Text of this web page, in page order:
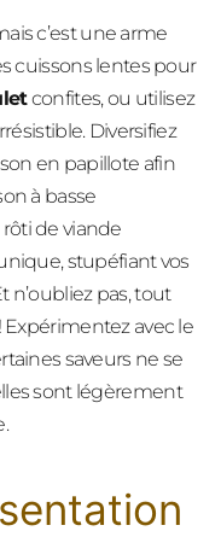
c’est une arme
cuissons lentes pour
confites, ou utilisez
Diversifiez
en papillote afin
à basse
de viande
stupéfiant vos
n’oubliez pas, tout
avec le
saveurs ne se
sont légèrement